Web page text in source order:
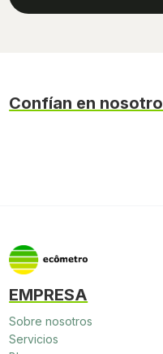
Confían en
EMPRESA
Sobre nosotros
Servicios